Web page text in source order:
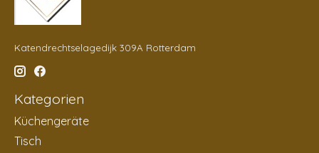
Katendrechtselagedijk 309A Rotterdam
Kategorien
Küchengeräte
Tisch